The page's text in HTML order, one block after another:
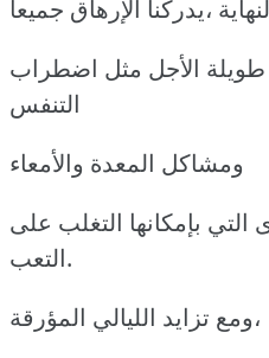
الأجل مثل اضطراب
التنفس
ومشاكل المعدة والأمعاء
التي بإمكانها التغلب على
التعب.
ومع تزايد الليالي المؤرقة،